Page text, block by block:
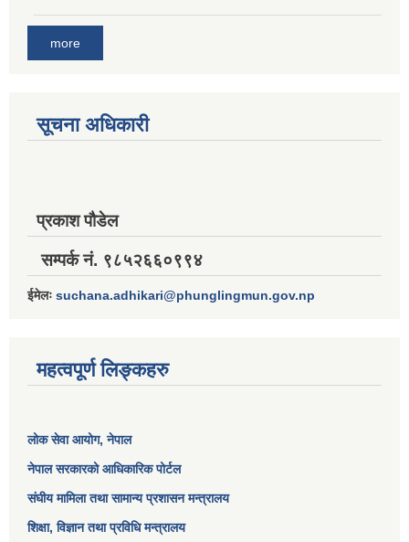
more
सूचना अधिकारी
प्रकाश पौडेल
सम्पर्क नं. ९८५२६६०९९४
ईमेलः suchana.adhikari@phunglingmun.gov.np
महत्वपूर्ण लिङ्कहरु
लोक सेवा आयोग, नेपाल
नेपाल सरकारको आधिकारिक पोर्टल
संघीय मामिला तथा सामान्य प्रशासन मन्त्रालय
शिक्षा, विज्ञान तथा प्रविधि मन्त्रालय